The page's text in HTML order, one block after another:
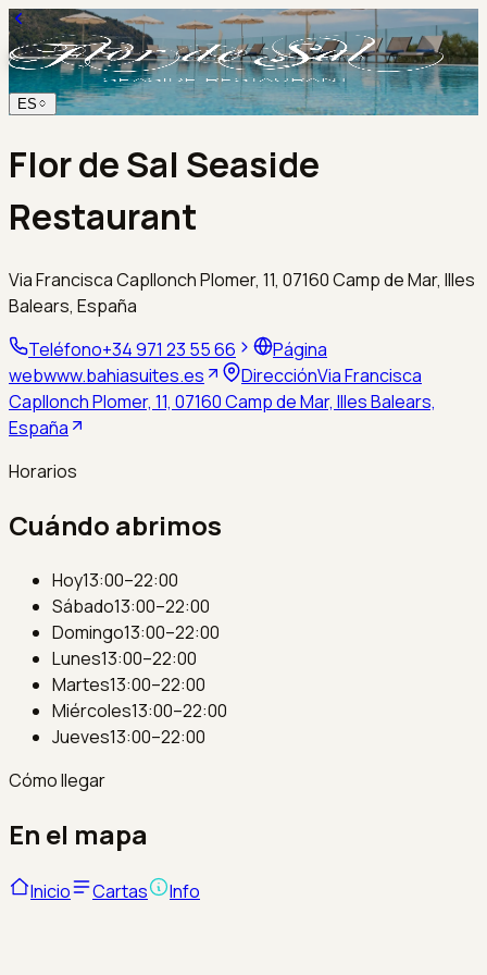
ES
Flor de Sal Seaside
Restaurant
Via Francisca Capllonch Plomer, 11, 07160 Camp de Mar, Illes
Balears, España
Teléfono+34 971 23 55 66
Página
webwww.bahiasuites.es DirecciónVia Francisca
Capllonch Plomer, 11, 07160 Camp de Mar, Illes Balears,
España
Horarios
Cuándo abrimos
Hoy13:00–22:00
Sábado13:00–22:00
Domingo13:00–22:00
Lunes13:00–22:00
Martes13:00–22:00
Miércoles13:00–22:00
Jueves13:00–22:00
Cómo llegar
En el mapa
Inicio Cartas Info